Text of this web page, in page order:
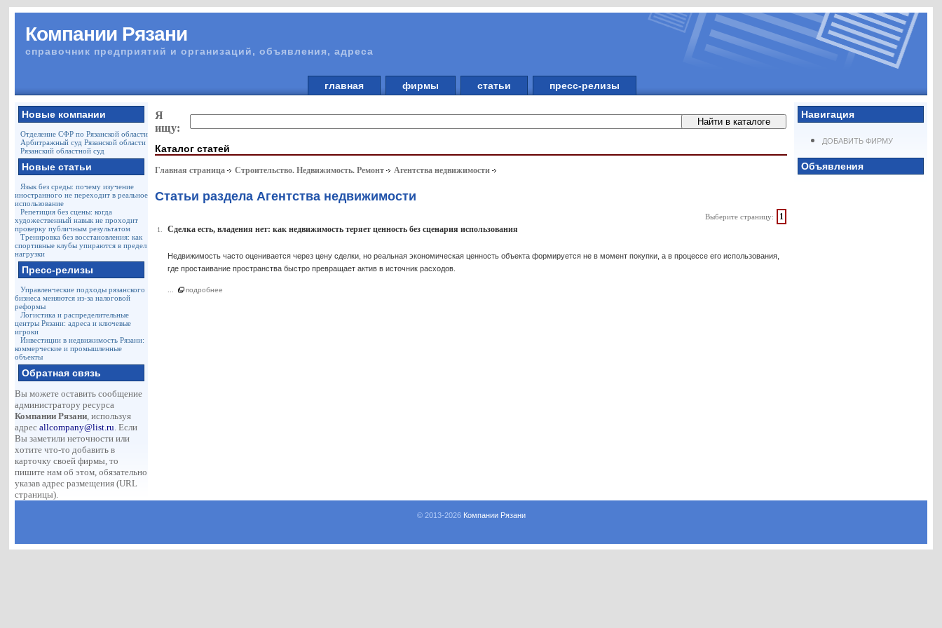
Компании Рязани
справочник предприятий и организаций, объявления, адреса
главная фирмы статьи пресс-релизы
Новые компании
Отделение СФР по Рязанской области
Арбитражный суд Рязанской области
Рязанский областной суд
Новые статьи
Язык без среды: почему изучение
иностранного не переходит в реальное
использование
Репетиция без сцены: когда
художественный навык не проходит
проверку публичным результатом
Тренировка без восстановления: как
спортивные клубы упираются в предел
нагрузки
Пресс-релизы
Управленческие подходы рязанского
бизнеса меняются из-за налоговой
реформы
Логистика и распределительные
центры Рязани: адреса и ключевые
игроки
Инвестиции в недвижимость Рязани:
коммерческие и промышленные
объекты
Обратная связь
Вы можете оставить сообщение
администратору ресурса
Компании Рязани, используя
адресallcompany@list.ru. Если
Вы заметили неточности или
хотите что-то добавить в
карточку своей фирмы, то
пишите нам об этом, обязательно
указав адрес размещения (URL
страницы).
Навигация
ДОБАВИТЬ ФИРМУ
Объявления
Я
ищу:
Каталог статей
Главная страница Строительство. Недвижимость. Ремонт Агентства недвижимости
Статьи раздела Агентства недвижимости
Выберите страницу: 1
1. Сделка есть, владения нет: как недвижимость теряет ценность без сценария использования
Недвижимость часто оценивается через цену сделки, но реальная экономическая ценность объекта формируется не в момент покупки, а в процессе его использования,
где простаивание пространства быстро превращает актив в источник расходов.
подробнее
© 2013-2026 Компании Рязани